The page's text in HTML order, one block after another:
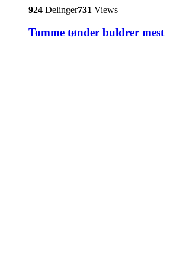
924 Delinger731 Views
Tomme tønder buldrer mest